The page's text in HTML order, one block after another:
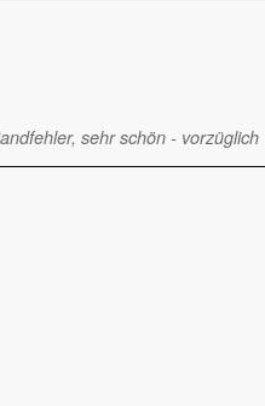
sehr schön - vorzüglich